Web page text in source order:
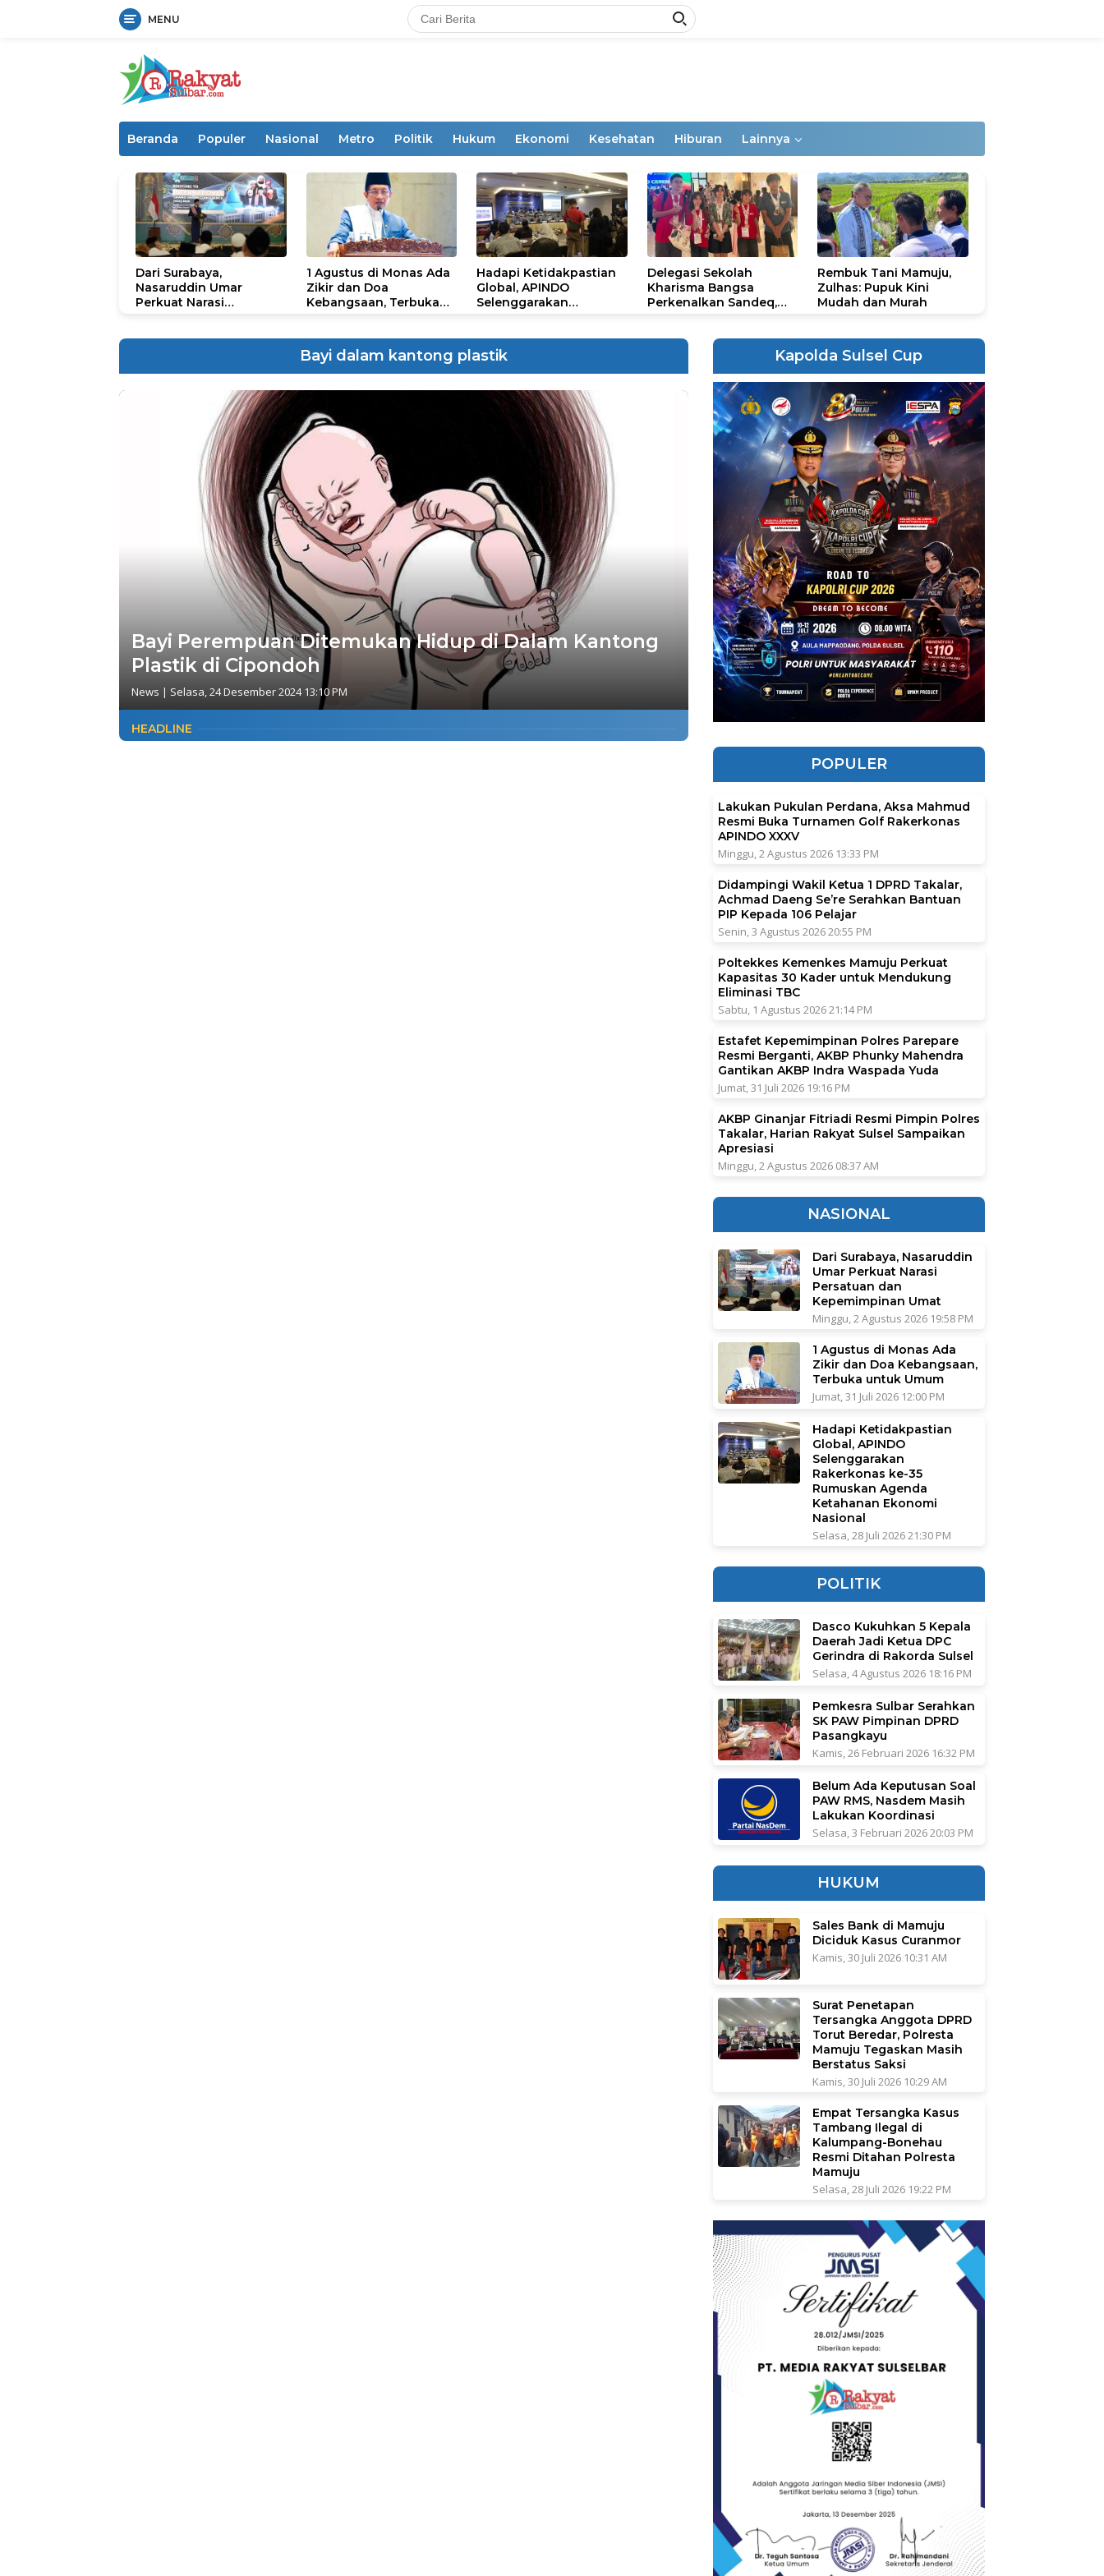
MENU
Beranda Populer Nasional Metro Politik Hukum Ekonomi Kesehatan Hiburan Lainnya
Dari Surabaya,
Nasaruddin Umar
Perkuat Narasi
1 Agustus di Monas Ada
Zikir dan Doa
Kebangsaan, Terbuka
Hadapi Ketidakpastian
Global, APINDO
Selenggarakan
Ketahanan Ekonomi
Nasional
Delegasi Sekolah
Kharisma Bangsa
Perkenalkan Sandeq,
STEAM Olympiad 2026
Rembuk Tani Mamuju,
Zulhas: Pupuk Kini
Mudah dan Murah
Bayi dalam kantong plastik
Bayi Perempuan Ditemukan Hidup di Dalam Kantong
Plastik di Cipondoh
News | Selasa, 24 Desember 2024 13:10 PM
HEADLINE
Kapolda Sulsel Cup
POPULER
Lakukan Pukulan Perdana, Aksa Mahmud
Resmi Buka Turnamen Golf Rakerkonas
APINDO XXXV
Minggu, 2 Agustus 2026 13:33 PM
Didampingi Wakil Ketua 1 DPRD Takalar,
Achmad Daeng Se’re Serahkan Bantuan
PIP Kepada 106 Pelajar
Senin, 3 Agustus 2026 20:55 PM
Poltekkes Kemenkes Mamuju Perkuat
Kapasitas 30 Kader untuk Mendukung
Eliminasi TBC
Sabtu, 1 Agustus 2026 21:14 PM
Estafet Kepemimpinan Polres Parepare
Resmi Berganti, AKBP Phunky Mahendra
Gantikan AKBP Indra Waspada Yuda
Jumat, 31 Juli 2026 19:16 PM
AKBP Ginanjar Fitriadi Resmi Pimpin Polres
Takalar, Harian Rakyat Sulsel Sampaikan
Apresiasi
Minggu, 2 Agustus 2026 08:37 AM
NASIONAL
Dari Surabaya, Nasaruddin
Umar Perkuat Narasi
Persatuan dan
Kepemimpinan Umat
Minggu, 2 Agustus 2026 19:58 PM
1 Agustus di Monas Ada
Zikir dan Doa Kebangsaan,
Terbuka untuk Umum
Jumat, 31 Juli 2026 12:00 PM
Hadapi Ketidakpastian
Global, APINDO
Selenggarakan
Rakerkonas ke-35
Rumuskan Agenda
Ketahanan Ekonomi
Nasional
Selasa, 28 Juli 2026 21:30 PM
POLITIK
Dasco Kukuhkan 5 Kepala
Daerah Jadi Ketua DPC
Gerindra di Rakorda Sulsel
Selasa, 4 Agustus 2026 18:16 PM
Pemkesra Sulbar Serahkan
SK PAW Pimpinan DPRD
Pasangkayu
Kamis, 26 Februari 2026 16:32 PM
Belum Ada Keputusan Soal
PAW RMS, Nasdem Masih
Lakukan Koordinasi
Selasa, 3 Februari 2026 20:03 PM
HUKUM
Sales Bank di Mamuju
Diciduk Kasus Curanmor
Kamis, 30 Juli 2026 10:31 AM
Surat Penetapan
Tersangka Anggota DPRD
Torut Beredar, Polresta
Mamuju Tegaskan Masih
Berstatus Saksi
Kamis, 30 Juli 2026 10:29 AM
Empat Tersangka Kasus
Tambang Ilegal di
Kalumpang-Bonehau
Resmi Ditahan Polresta
Mamuju
Selasa, 28 Juli 2026 19:22 PM